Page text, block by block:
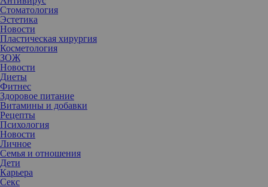
Стоматология
Эстетика
Новости
Пластическая хирургия
Косметология
ЗОЖ
Новости
Диеты
Фитнес
Здоровое питание
Витамины и добавки
Рецепты
Психология
Новости
Личное
Семья и отношения
Дети
Карьера
Секс